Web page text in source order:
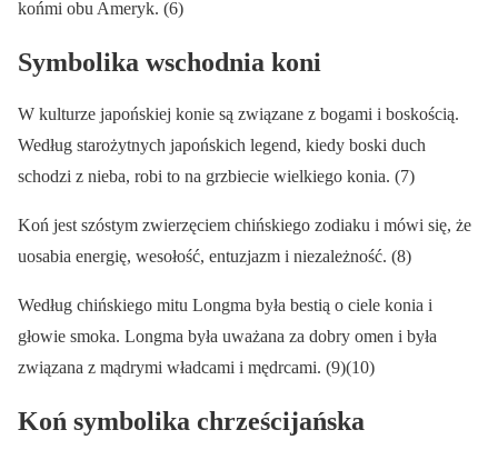
końmi obu Ameryk. (6)
Symbolika wschodnia koni
W kulturze japońskiej konie są związane z bogami i boskością.
Według starożytnych japońskich legend, kiedy boski duch
schodzi z nieba, robi to na grzbiecie wielkiego konia. (7)
Koń jest szóstym zwierzęciem chińskiego zodiaku i mówi się, że
uosabia energię, wesołość, entuzjazm i niezależność. (8)
Według chińskiego mitu Longma była bestią o ciele konia i
głowie smoka. Longma była uważana za dobry omen i była
związana z mądrymi władcami i mędrcami. (9)(10)
Koń symbolika chrześcijańska